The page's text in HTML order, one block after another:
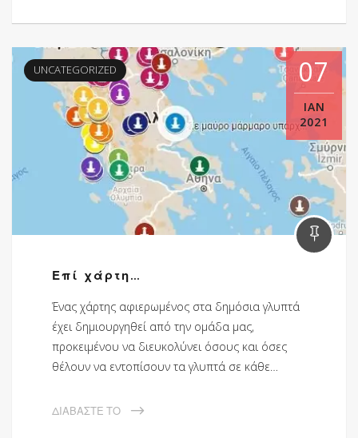
UNCATEGORIZED 07
ΙΑΝ
2021
Επί χάρτη…
Ένας χάρτης αφιερωμένος στα δημόσια γλυπτά
έχει δημιουργηθεί από την ομάδα μας,
προκειμένου να διευκολύνει όσους και όσες
θέλουν να εντοπίσουν τα γλυπτά σε κάθε…
ΔΙΑΒΆΣΤΕ ΤΟ